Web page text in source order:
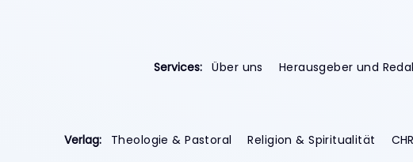
Services: Über uns Herausgeber und
Verlag: Theologie & Pastoral Religion & Spiritualität